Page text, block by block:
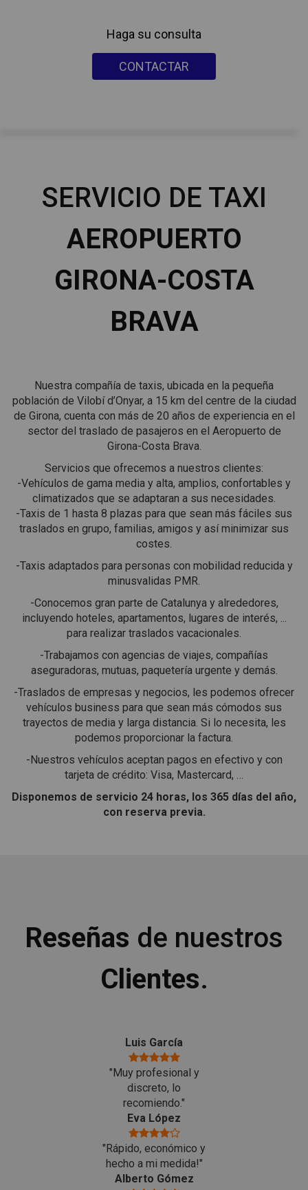
Haga su consulta
CONTACTAR
SERVICIO DE TAXI
AEROPUERTO
GIRONA-COSTA
BRAVA
Nuestra compañía de taxis, ubicada en la pequeña
población de Vilobí d’Onyar, a 15 km del centre de la ciudad
de Girona, cuenta con más de 20 años de experiencia en el
sector del traslado de pasajeros en el Aeropuerto de
Girona-Costa Brava.
Servicios que ofrecemos a nuestros clientes:
-Vehículos de gama media y alta, amplios, confortables y
climatizados que se adaptaran a sus necesidades.
-Taxis de 1 hasta 8 plazas para que sean más fáciles sus
traslados en grupo, familias, amigos y así minimizar sus
costes.
-Taxis adaptados para personas con mobilidad reducida y
minusvalidas PMR.
-Conocemos gran parte de Catalunya y alrededores,
incluyendo hoteles, apartamentos, lugares de interés, ...
para realizar traslados vacacionales.
-Trabajamos con agencias de viajes, compañías
aseguradoras, mutuas, paquetería urgente y demás.
-Traslados de empresas y negocios, les podemos ofrecer
vehículos business para que sean más cómodos sus
trayectos de media y larga distancia. Si lo necesita, les
podemos proporcionar la factura.
-Nuestros vehículos aceptan pagos en efectivo y con
tarjeta de crédito: Visa, Mastercard, …
Disponemos de servicio 24 horas, los 365 días del año,
con reserva previa.
Reseñas de nuestros
Clientes.
Luis García
"Muy profesional y
discreto, lo
recomiendo."
Eva López
"Rápido, económico y
hecho a mi medida!"
Alberto Gómez